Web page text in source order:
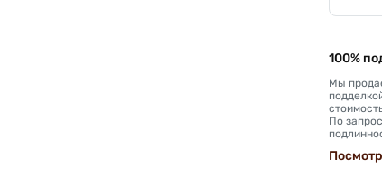
100%
Мы
По